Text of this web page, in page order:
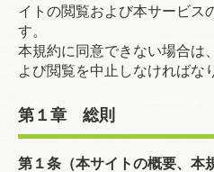
イトの閲覧および本サービス
す。
本規約に同意できない場合は
よび閲覧を中止しなければな
第１章 総則
第１条（本サイトの概要、本